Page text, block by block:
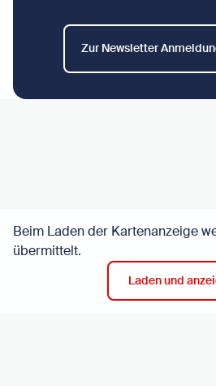
Zur Newsletter
Beim Laden der Kartenanzeige
übermittelt.
Laden und